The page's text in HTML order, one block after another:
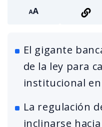
El gigante
de la ley para
institucional
La regulación
inclinarse